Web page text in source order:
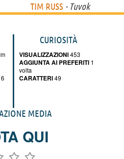
TIM RUSS - Tuvok
CURIOSITÀ
VISUALIZZAZIONI453
AGGIUNTA AI PREFERITI 1
volta
CARATTERI49
MEDIA
QUI